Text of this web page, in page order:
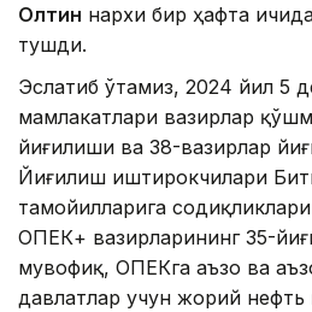
Олтин нархи бир ҳафта
тушди.
Эслатиб ўтамиз, 2024 йил 5
мамлакатлари вазирлар
йиғилиши ва 38-вазирлар
Йиғилиш иштирокчилари
тамойилларига
ОПЕК+ вазирларининг 35-
мувофиқ, ОПЕКга аъзо ва
давлатлар учун жорий